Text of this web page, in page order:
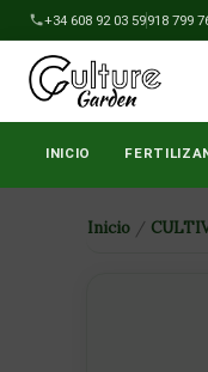
al
contenido
+34 608 92 03 59918 799
INICIO
Inicio /